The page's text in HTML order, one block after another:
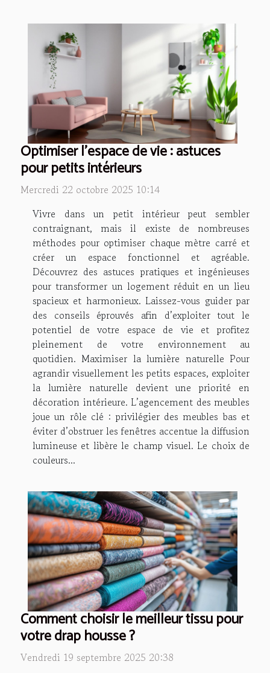
Optimiser l'espace de vie : astuces
pour petits intérieurs
Mercredi 22 octobre 2025 10:14
Vivre dans un petit intérieur peut sembler
contraignant, mais il existe de nombreuses
méthodes pour optimiser chaque mètre carré et
créer un espace fonctionnel et agréable.
Découvrez des astuces pratiques et ingénieuses
pour transformer un logement réduit en un lieu
spacieux et harmonieux. Laissez-vous guider par
des conseils éprouvés afin d’exploiter tout le
potentiel de votre espace de vie et profitez
pleinement de votre environnement au
quotidien. Maximiser la lumière naturelle Pour
agrandir visuellement les petits espaces, exploiter
la lumière naturelle devient une priorité en
décoration intérieure. L’agencement des meubles
joue un rôle clé : privilégier des meubles bas et
éviter d’obstruer les fenêtres accentue la diffusion
lumineuse et libère le champ visuel. Le choix de
couleurs...
Comment choisir le meilleur tissu pour
votre drap housse ?
Vendredi 19 septembre 2025 20:38